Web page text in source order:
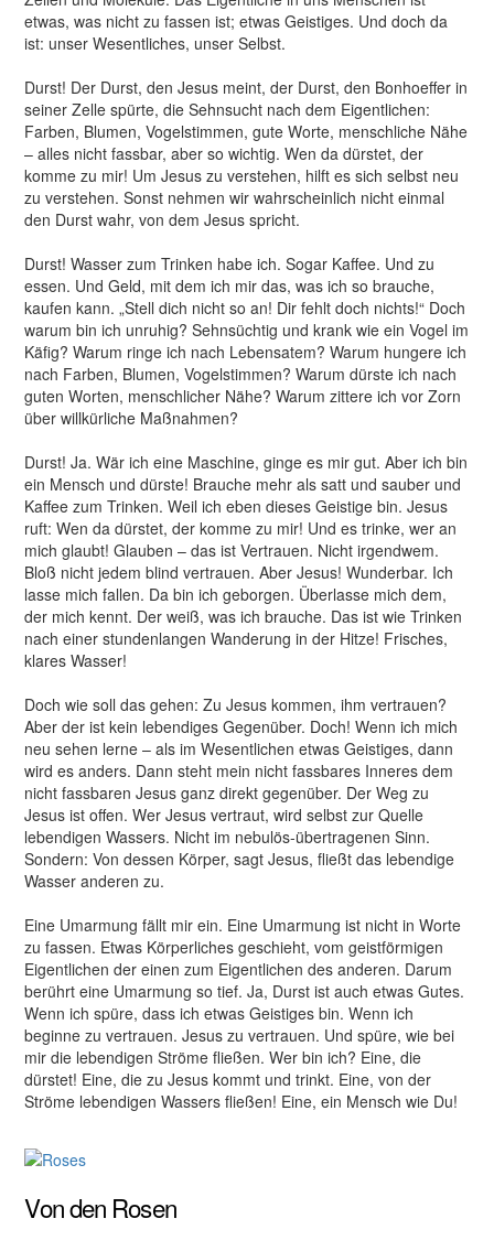
etwas, was nicht zu fassen ist; etwas Geistiges. Und doch da
ist: unser Wesentliches, unser Selbst.
Durst! Der Durst, den Jesus meint, der Durst, den Bonhoeﬀer in
seiner Zelle spürte, die Sehnsucht nach dem Eigentlichen:
Farben, Blumen, Vogelstimmen, gute Worte, menschliche Nähe
– alles nicht fassbar, aber so wichtig. Wen da dürstet, der
komme zu mir! Um Jesus zu verstehen, hilft es sich selbst neu
zu verstehen. Sonst nehmen wir wahrscheinlich nicht einmal
den Durst wahr, von dem Jesus spricht.
Durst! Wasser zum Trinken habe ich. Sogar Kaﬀee. Und zu
essen. Und Geld, mit dem ich mir das, was ich so brauche,
kaufen kann. „Stell dich nicht so an! Dir fehlt doch nichts!“ Doch
warum bin ich unruhig? Sehnsüchtig und krank wie ein Vogel im
Käﬁg? Warum ringe ich nach Lebensatem? Warum hungere ich
nach Farben, Blumen, Vogelstimmen? Warum dürste ich nach
guten Worten, menschlicher Nähe? Warum zittere ich vor Zorn
über willkürliche Maßnahmen?
Durst! Ja. Wär ich eine Maschine, ginge es mir gut. Aber ich bin
ein Mensch und dürste! Brauche mehr als satt und sauber und
Kaﬀee zum Trinken. Weil ich eben dieses Geistige bin. Jesus
ruft: Wen da dürstet, der komme zu mir! Und es trinke, wer an
mich glaubt! Glauben – das ist Vertrauen. Nicht irgendwem.
Bloß nicht jedem blind vertrauen. Aber Jesus! Wunderbar. Ich
lasse mich fallen. Da bin ich geborgen. Überlasse mich dem,
der mich kennt. Der weiß, was ich brauche. Das ist wie Trinken
nach einer stundenlangen Wanderung in der Hitze! Frisches,
klares Wasser!
Doch wie soll das gehen: Zu Jesus kommen, ihm vertrauen?
Aber der ist kein lebendiges Gegenüber. Doch! Wenn ich mich
neu sehen lerne – als im Wesentlichen etwas Geistiges, dann
wird es anders. Dann steht mein nicht fassbares Inneres dem
nicht fassbaren Jesus ganz direkt gegenüber. Der Weg zu
Jesus ist oﬀen. Wer Jesus vertraut, wird selbst zur Quelle
lebendigen Wassers. Nicht im nebulös-übertragenen Sinn.
Sondern: Von dessen Körper, sagt Jesus, ﬂießt das lebendige
Wasser anderen zu.
Eine Umarmung fällt mir ein. Eine Umarmung ist nicht in Worte
zu fassen. Etwas Körperliches geschieht, vom geistförmigen
Eigentlichen der einen zum Eigentlichen des anderen. Darum
berührt eine Umarmung so tief. Ja, Durst ist auch etwas Gutes.
Wenn ich spüre, dass ich etwas Geistiges bin. Wenn ich
beginne zu vertrauen. Jesus zu vertrauen. Und spüre, wie bei
mir die lebendigen Ströme ﬂießen. Wer bin ich? Eine, die
dürstet! Eine, die zu Jesus kommt und trinkt. Eine, von der
Ströme lebendigen Wassers ﬂießen! Eine, ein Mensch wie Du!
Von den Rosen